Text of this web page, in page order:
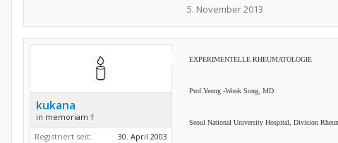
5. November 2013
kukana
in memoriam †
Registriert seit:
30. April 2003
EXPERIMENTELLE RHEUMATOLOGIE
Prof.Yeong -Wook Song, MD
Seoul National University Hospital, Division